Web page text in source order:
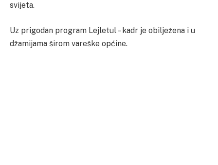
svijeta.
Uz prigodan program Lejletul – kadr je obilježena i u
džamijama širom vareške općine.